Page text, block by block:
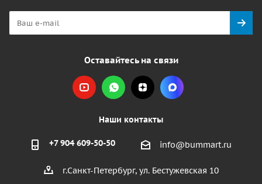
Оставайтесь на связи
Наши контакты
+7 904 609-50-50 info@bummart.ru
г.Санкт-Петербург, ул. Бестужевская 10